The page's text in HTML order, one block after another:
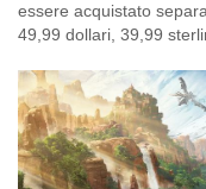
essere acquistato
49,99 dollari, 39,99